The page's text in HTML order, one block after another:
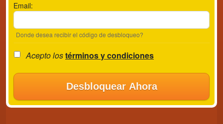
Email:
Donde desea recibir el código de desbloqueo?
Acepto lostérminos y condiciones
Desbloquear Ahora